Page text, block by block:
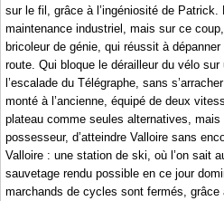
sur le fil, grâce à l’ingéniosité de
maintenance industriel, mais sur ce
bricoleur de génie, qui réussit à
route. Qui bloque le dérailleur du vélo
l’escalade du Télégraphe, sans
monté à l’ancienne, équipé de deux
plateau comme seules alternatives,
possesseur, d’atteindre Valloire sans
Valloire : une station de ski, où l’on sait
sauvetage rendu possible en ce jour
marchands de cycles sont fermés, grâce